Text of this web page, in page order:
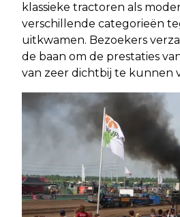
klassieke tractoren als
verschillende categorieën
uitkwamen. Bezoekers
de baan om de prestaties
van zeer dichtbij te kunnen